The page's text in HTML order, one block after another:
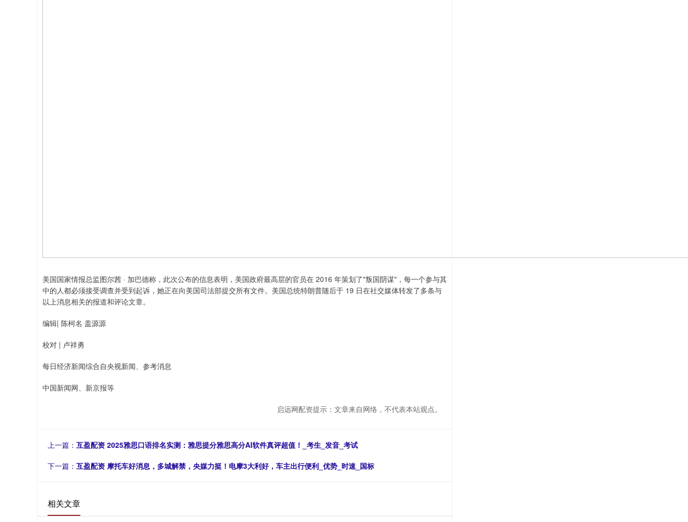
美国国家情报总监图尔茜 · 加巴德称，此次公布的信息表明，美国政府最高层的官员在 2016 年策划了"叛国阴谋"，每一个参与其
中的人都必须接受调查并受到起诉，她正在向美国司法部提交所有文件。美国总统特朗普随后于 19 日在社交媒体转发了多条与
以上消息相关的报道和评论文章。
编辑| 陈柯名 盖源源
校对 | 卢祥勇
每日经济新闻综合自央视新闻、参考消息
中国新闻网、新京报等
启远网配资提示：文章来自网络，不代表本站观点。
上一篇： 互盈配资 2025雅思口语排名实测：雅思提分雅思高分AI软件真评超值！_考生_发音_考试
下一篇： 互盈配资 摩托车好消息，多城解禁，央媒力挺！电摩3大利好，车主出行便利_优势_时速_国标
相关文章